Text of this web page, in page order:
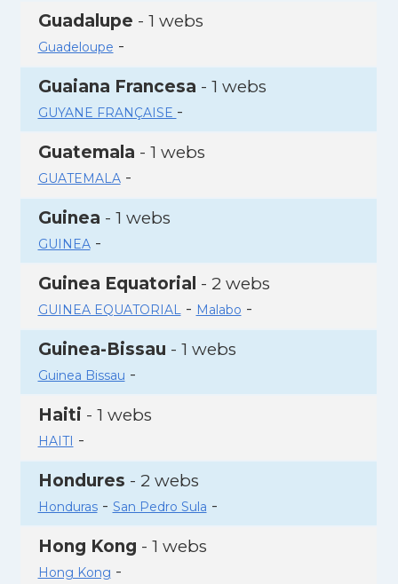
Guadalupe - 1 webs
Guadeloupe -
Guaiana Francesa - 1 webs
GUYANE FRANÇAISE -
Guatemala - 1 webs
GUATEMALA-
Guinea - 1 webs
GUINEA-
Guinea Equatorial - 2 webs
GUINEA EQUATORIAL- Malabo -
Guinea-Bissau - 1 webs
Guinea Bissau -
Haiti - 1 webs
HAITI -
Hondures - 2 webs
Honduras- San Pedro Sula -
Hong Kong - 1 webs
Hong Kong -